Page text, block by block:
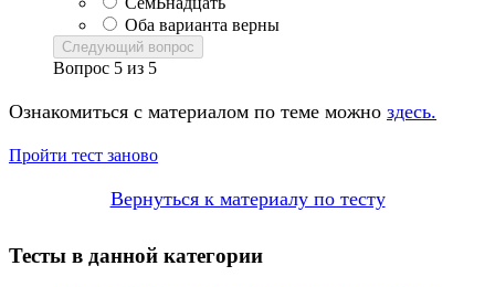
Оба варианта верны
Следующий вопрос
Вопрос 5 из 5
Ознакомиться с материалом по теме можно здесь.
Пройти тест заново
Вернуться к материалу по тесту
Тесты в данной категории